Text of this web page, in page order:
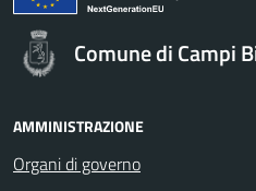
Comune di Campi
AMMINISTRAZIONE
Organi di governo